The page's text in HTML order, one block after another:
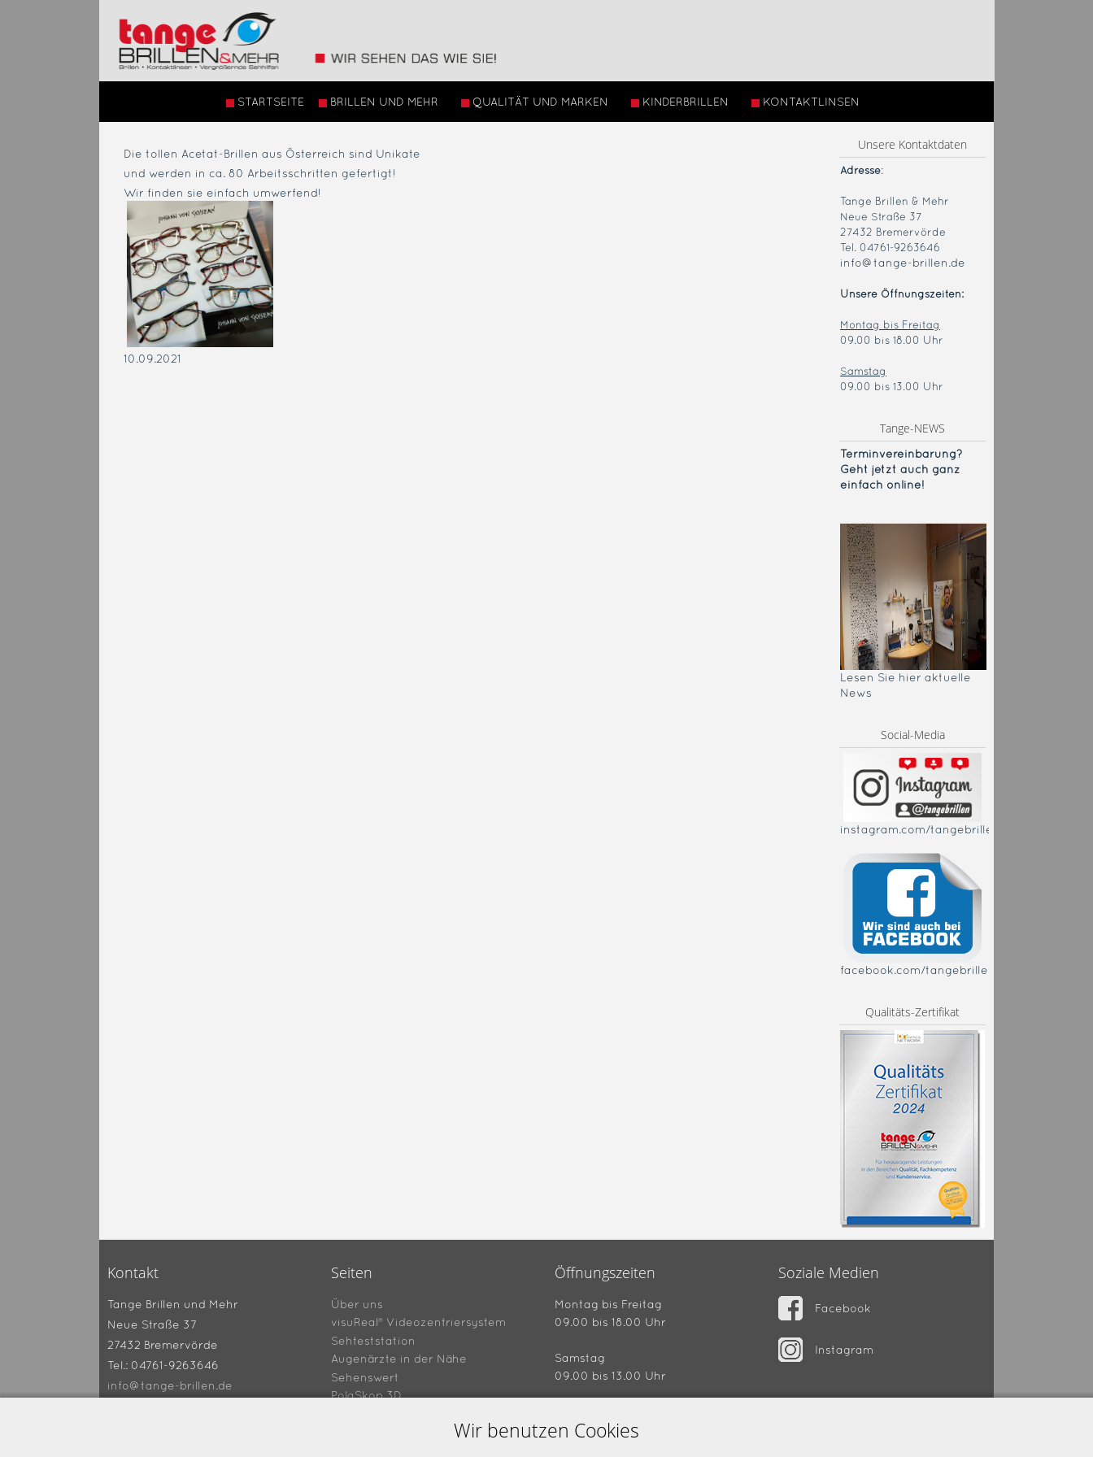
STARTSEITE BRILLEN UND MEHR QUALITÄT UND MARKEN KINDERBRILLEN KONTAKTLINSEN
Die tollen Acetat-Brillen aus Österreich sind Unikate
und werden in ca. 80 Arbeitsschritten gefertigt!
Wir finden sie einfach umwerfend!
10.09.2021
Unsere Kontaktdaten
Adresse:
Tange Brillen & Mehr
Neue Straße 37
27432 Bremervörde
Tel. 04761-9263646
info@tange-brillen.de
Unsere Öffnungszeiten:
Montag bis Freitag
09.00 bis 18.00 Uhr
Samstag
09.00 bis 13.00 Uhr
Tange-NEWS
Terminvereinbarung?
Geht jetzt auch ganz
einfach online!
Lesen Sie hier aktuelle
News
Social-Media
instagram.com/tangebrillen
facebook.com/tangebrillen
Qualitäts-Zertifikat
Kontakt
Tange Brillen und Mehr
Neue Straße 37
27432 Bremervörde
Tel.: 04761-9263646
info@tange-brillen.de
Seiten
Über uns
visuReal® Videozentriersystem
Sehteststation
Augenärzte in der Nähe
Sehenswert
PolaSkop 3D
Öffnungszeiten
Montag bis Freitag
09.00 bis 18.00 Uhr
Samstag
09.00 bis 13.00 Uhr
Soziale Medien
Facebook
Instagram
Wir benutzen Cookies